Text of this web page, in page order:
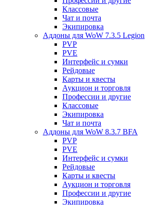
Классовые
Чат и почта
Экипировка
Аддоны для WoW 7.3.5 Legion
PVP
PVE
Интерфейс и сумки
Рейдовые
Карты и квесты
Аукцион и торговля
Профессии и другие
Классовые
Экипировка
Чат и почта
Аддоны для WoW 8.3.7 BFA
PVP
PVE
Интерфейс и сумки
Рейдовые
Карты и квесты
Аукцион и торговля
Профессии и другие
Экипировка